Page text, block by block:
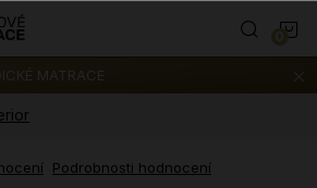
MATRACE
Podrobnosti hodnocení